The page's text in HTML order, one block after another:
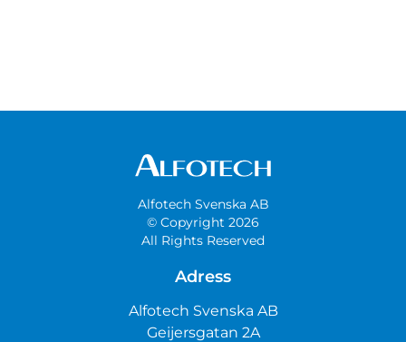
Alfotech Svenska AB
© Copyright 2026
All Rights Reserved
Adress
Alfotech Svenska AB
Geijersgatan 2A